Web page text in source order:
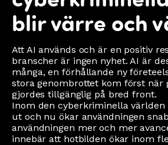
blir värre och
Att AI används och är en positiv
branscher är ingen nyhet. AI är
många, en förhållande ny
stora genombrottet kom först när
gjordes tillgänglig på bred front.
Inom den cyberkriminella världen
ut och nu ökar användningen
användningen mer och mer
innebär att hotbilden ökar inom